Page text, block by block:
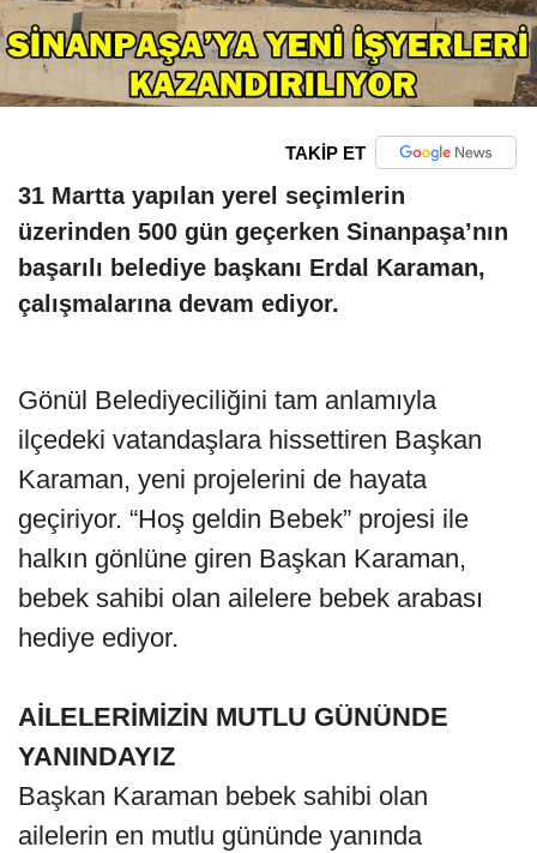
TAKİP ET
31 Martta yapılan yerel seçimlerin
üzerinden 500 gün geçerken Sinanpaşa’nın
başarılı belediye başkanı Erdal Karaman,
çalışmalarına devam ediyor.
Gönül Belediyeciliğini tam anlamıyla
ilçedeki vatandaşlara hissettiren Başkan
Karaman, yeni projelerini de hayata
geçiriyor. “Hoş geldin Bebek” projesi ile
halkın gönlüne giren Başkan Karaman,
bebek sahibi olan ailelere bebek arabası
hediye ediyor.
AİLELERİMİZİN MUTLU GÜNÜNDE
YANINDAYIZ
Başkan Karaman bebek sahibi olan
ailelerin en mutlu gününde yanında